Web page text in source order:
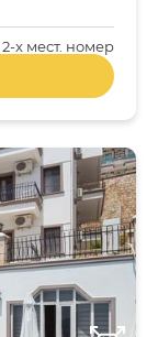
2-x мест. номер